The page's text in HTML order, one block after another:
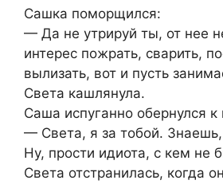
Сашка поморщился:
— Да не утрируй ты, от нее
интерес пожрать, сварить,
вылизать, вот и пусть
Света кашлянула.
Саша испуганно обернулся к
— Света, я за тобой. Знаешь,
Ну, прости идиота, с кем не
Света отстранилась, когда